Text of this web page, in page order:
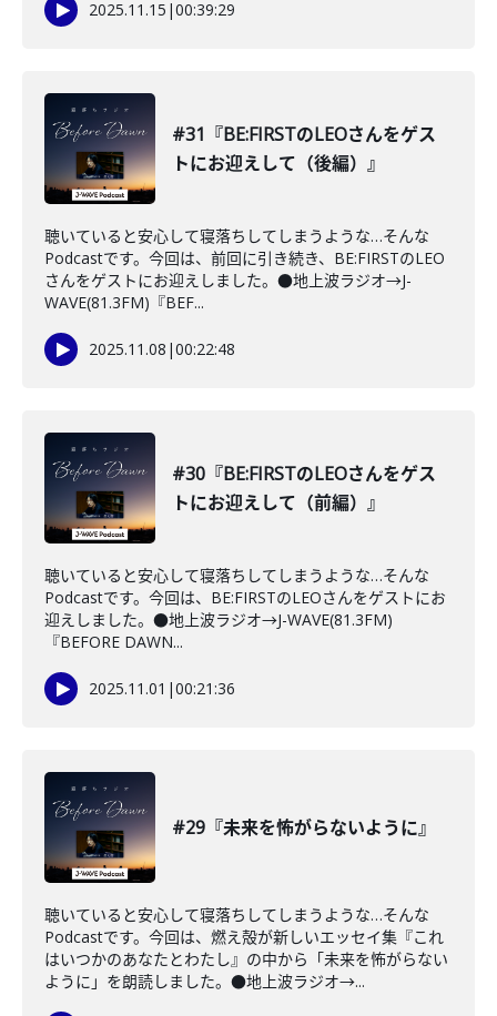
2025.11.15 |00:39:29
#31『BE:FIRSTのLEOさんをゲス
トにお迎えして（後編）』
聴いていると安心して寝落ちしてしまうような…そんな
Podcastです。今回は、前回に引き続き、BE:FIRSTのLEO
さんをゲストにお迎えしました。●地上波ラジオ→J-
WAVE(81.3FM)『BEF...
2025.11.08 |00:22:48
#30『BE:FIRSTのLEOさんをゲス
トにお迎えして（前編）』
聴いていると安心して寝落ちしてしまうような…そんな
Podcastです。今回は、BE:FIRSTのLEOさんをゲストにお
迎えしました。●地上波ラジオ→J-WAVE(81.3FM)
『BEFORE DAWN...
2025.11.01 |00:21:36
#29『未来を怖がらないように』
聴いていると安心して寝落ちしてしまうような…そんな
Podcastです。今回は、燃え殻が新しいエッセイ集『これ
はいつかのあなたとわたし』の中から「未来を怖がらない
ように」を朗読しました。●地上波ラジオ→...